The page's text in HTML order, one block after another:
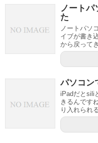
ノートパ
た
ノートパソ
イブが書き
から戻って
パソコン
iPadだとsili
きるんです
り入れられ